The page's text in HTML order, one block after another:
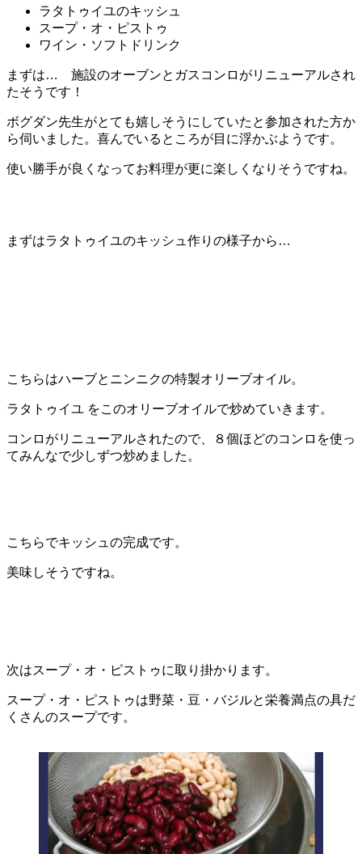
ラタトゥイユのキッシュ
スープ・オ・ピストゥ
ワイン・ソフトドリンク
まずは… 施設のオーブンとガスコンロがリニューアルされ
たそうです！
ボグダン先生がとても嬉しそうにしていたと参加された方か
ら伺いました。喜んでいるところが目に浮かぶようです。
使い勝手が良くなってお料理が更に楽しくなりそうですね。
まずはラタトゥイユのキッシュ 作りの様子から…
こちらはハーブとニンニクの特製オリーブオイル。
ラタトゥイユ をこのオリーブオイルで炒めていきます。
コンロがリニューアルされたので、８個ほどのコンロを使っ
てみんなで少しずつ炒めました。
こちらでキッシュの完成です。
美味しそうですね。
次はスープ・オ・ピストゥ に取り掛かります。
スープ・オ・ピストゥ は野菜・豆・バジルと栄養満点の具だ
くさんのスープです。